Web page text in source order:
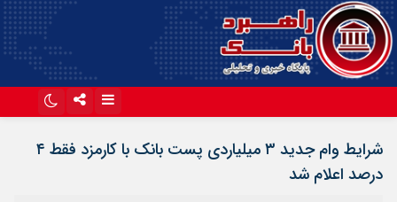
آپارات
شرایط وام جدید ۳ میلیاردی پست بانک با کارمزد فقط ۴
درصد اعلام شد